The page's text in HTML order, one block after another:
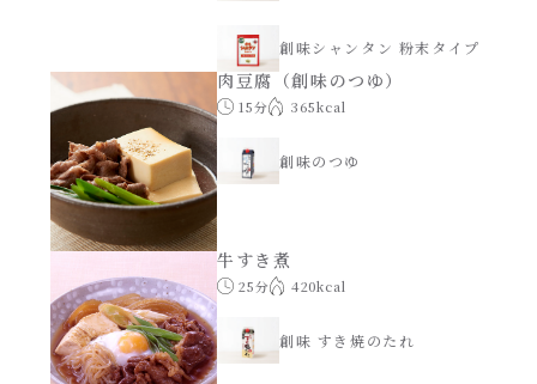
創味シャンタン 粉末タイプ
肉豆腐（創味のつゆ）
15分 365kcal
創味のつゆ
牛すき煮
25分 420kcal
創味 すき焼のたれ